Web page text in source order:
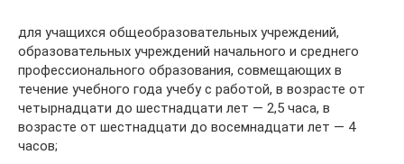
для учащихся общеобразовательных учреждений,
образовательных учреждений начального и среднего
профессионального образования, совмещающих в
течение учебного года учебу с работой, в возрасте от
четырнадцати до шестнадцати лет — 2,5 часа, в
возрасте от шестнадцати до восемнадцати лет — 4
часов;